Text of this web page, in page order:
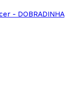
- DOBRADINHA